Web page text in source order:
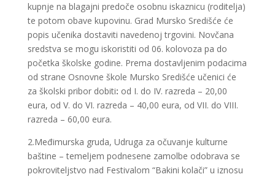
kupnje na blagajni predoče osobnu iskaznicu (roditelja)
te potom obave kupovinu. Grad Mursko Središće će
popis učenika dostaviti navedenoj trgovini. Novčana
sredstva se mogu iskoristiti od 06. kolovoza pa do
početka školske godine. Prema dostavljenim podacima
od strane Osnovne škole Mursko Središće učenici će
za školski pribor dobiti: od I. do IV. razreda – 20,00
eura, od V. do VI. razreda – 40,00 eura, od VII. do VIII.
razreda – 60,00 eura.
2.Međimurska gruda, Udruga za očuvanje kulturne
baštine – temeljem podnesene zamolbe odobrava se
pokroviteljstvo nad Festivalom “Bakini kolači” u iznosu